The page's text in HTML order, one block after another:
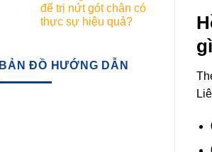
để trị nứt gót chân có
thực sự hiệu quả?
BẢN ĐỒ HƯỚNG DẪN